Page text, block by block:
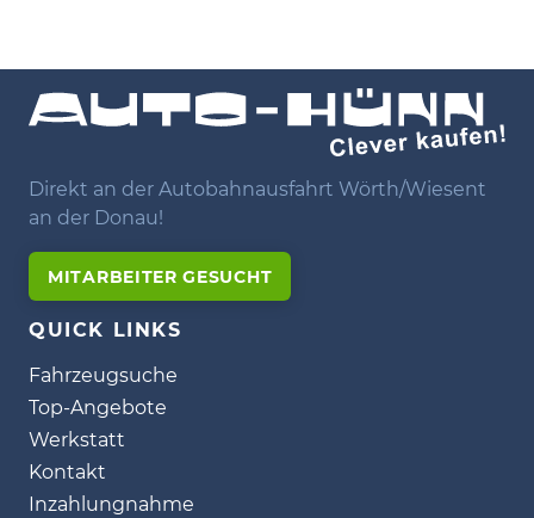
Direkt an der Autobahnausfahrt Wörth/Wiesent
an der Donau!
MITARBEITER GESUCHT
QUICK LINKS
Fahrzeugsuche
Top-Angebote
Werkstatt
Kontakt
Inzahlungnahme